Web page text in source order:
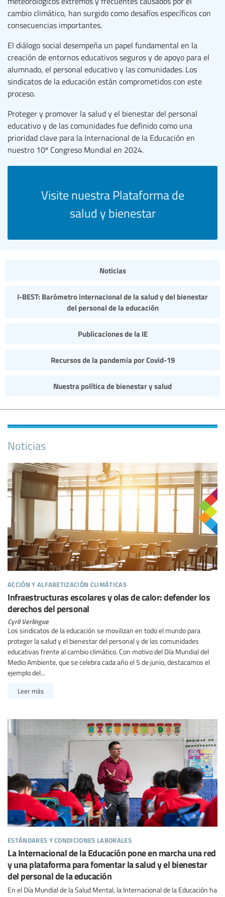
cambio climático, han surgido como desafíos específicos con
consecuencias importantes.
El diálogo social desempeña un papel fundamental en la
creación de entornos educativos seguros y de apoyo para el
alumnado, el personal educativo y las comunidades. Los
sindicatos de la educación están comprometidos con este
proceso.
Proteger y promover la salud y el bienestar del personal
educativo y de las comunidades fue definido como una
prioridad clave para la Internacional de la Educación en
nuestro 10º Congreso Mundial en 2024.
Visite nuestra Plataforma de
salud y bienestar
Noticias
I-BEST: Barómetro internacional de la salud y del bienestar
del personal de la educación
Publicaciones de la IE
Recursos de la pandemia por Covid-19
Nuestra política de bienestar y salud
Noticias
acción y alfabetización climáticas
Infraestructuras escolares y olas de calor: defender los
derechos del personal
Cyril Verlingue
Los sindicatos de la educación se movilizan en todo el mundo para
proteger la salud y el bienestar del personal y de las comunidades
educativas frente al cambio climático. Con motivo del Día Mundial del
Medio Ambiente, que se celebra cada año el 5 de junio, destacamos el
ejemplo del...
Leer más
estándares y condiciones laborales
La Internacional de la Educación pone en marcha una red
y una plataforma para fomentar la salud y el bienestar
del personal de la educación
En el Día Mundial de la Salud Mental, la Internacional de la Educación ha